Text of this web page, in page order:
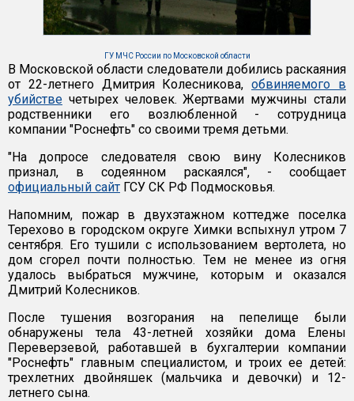
ГУ МЧС России по Московской области
В Московской области следователи добились раскаяния
от 22-летнего Дмитрия Колесникова,обвиняемого в
убийстве четырех человек. Жертвами мужчины стали
родственники его возлюбленной - сотрудница
компании "Роснефть" со своими тремя детьми.
"На допросе следователя свою вину Колесников
признал, в содеянном раскаялся", - сообщает
официальный сайт ГСУ СК РФ Подмосковья.
Напомним, пожар в двухэтажном коттедже поселка
Терехово в городском округе Химки вспыхнул утром 7
сентября. Его тушили с использованием вертолета, но
дом сгорел почти полностью. Тем не менее из огня
удалось выбраться мужчине, которым и оказался
Дмитрий Колесников.
После тушения возгорания на пепелище были
обнаружены тела 43-летней хозяйки дома Елены
Переверзевой, работавшей в бухгалтерии компании
"Роснефть" главным специалистом, и троих ее детей:
трехлетних двойняшек (мальчика и девочки) и 12-
летнего сына.